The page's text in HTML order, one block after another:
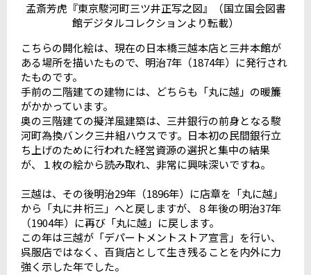
孟斎芳虎『東京駿河町三ツ井正写之図』（国立国会図書
館デジタルコレクションより転載）
こちらの開化絵は、現在の日本橋三越本店と三井本館が
ある場所を描いたもので、明治7年（1874年）に発行され
たものです。
手前の二階建ての建物には、どちらも「丸に越」の暖簾
がかかっています。
奥の三階建ての擬洋風建築は、三井銀行の前身となる駿
河町為換バンク三井組ハウスです。日本初の民間銀行立
ち上げのために行われた経営資源の選択と集中の結果
が、１枚の絵から読み取れ、非常に興味深いですね。
三越は、その後明治29年（1896年）に店章を「丸に越」
から「丸に井桁三」へと戻しますが、８年後の明治37年
（1904年）に再び「丸に越」に戻します。
この年は三越が「デパートメントストア宣言」を行い、
呉服店ではなく、百貨店として生き残ることを内外に力
強く示した年でした。